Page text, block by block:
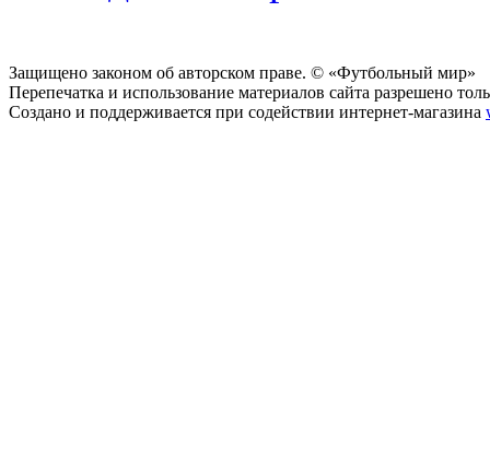
Защищено законом об авторском праве. © «Футбольный мир»
Перепечатка и использование материалов сайта разрешено
Создано и поддерживается при содействии интернет-магазина